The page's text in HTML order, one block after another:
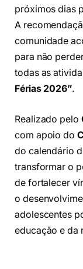
próximos dias
A
comunidade
para não
todas as
Férias 2026”.
Realizado pelo
com apoio do
do calendário
transformar o
de fortalecer
o
adolescentes
educação e da